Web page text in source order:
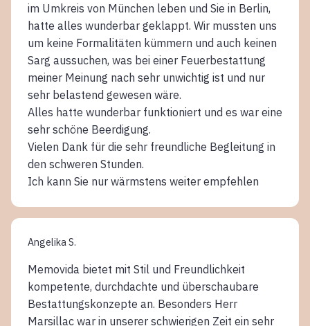
im Umkreis von München leben und Sie in Berlin,
hatte alles wunderbar geklappt. Wir mussten uns
um keine Formalitäten kümmern und auch keinen
Sarg aussuchen, was bei einer Feuerbestattung
meiner Meinung nach sehr unwichtig ist und nur
sehr belastend gewesen wäre.
Alles hatte wunderbar funktioniert und es war eine
sehr schöne Beerdigung.
Vielen Dank für die sehr freundliche Begleitung in
den schweren Stunden.
Ich kann Sie nur wärmstens weiter empfehlen
Angelika S.
Memovida bietet mit Stil und Freundlichkeit
kompetente, durchdachte und überschaubare
Bestattungskonzepte an. Besonders Herr
Marsillac war in unserer schwierigen Zeit ein sehr